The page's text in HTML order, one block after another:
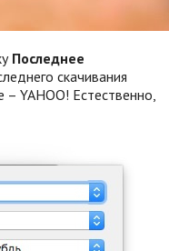
Последнее
скачивания
YAHOO! Естественно,